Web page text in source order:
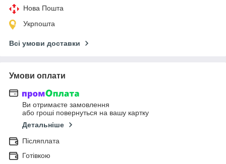
Нова Пошта
Укрпошта
Всі умови доставки
Умови оплати
Ви отримаєте замовлення
або гроші повернуться на вашу картку
Детальніше
Післяплата
Готівкою